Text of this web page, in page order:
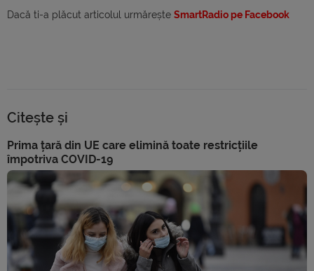
Dacă ti-a plăcut articolul urmărește SmartRadio pe Facebook
Citește și
Prima țară din UE care elimină toate restricțiile
împotriva COVID-19